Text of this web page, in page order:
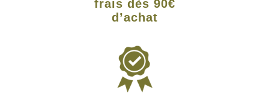
frais dès 90€
d’achat